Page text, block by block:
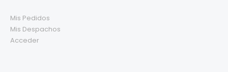
Mis Pedidos
Mis Despachos
Acceder